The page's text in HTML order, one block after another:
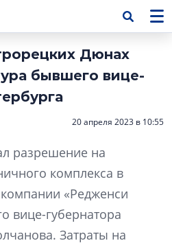
Дюнах
бывшего вице-
20 апреля 2023 в 10:55
разрешение на
комплекса в
«Редженси
вице-губернатора
Затраты на